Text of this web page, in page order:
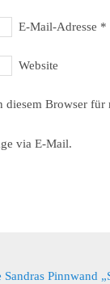
E-Mail-Adresse *
Website
Browser
via E-Mail.
Sandras Pinnwand